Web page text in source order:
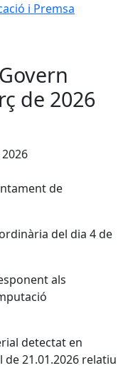
i Premsa
de 2026
de
del dia 4 de
als
detectat en
de 21.01.2026 relatiu